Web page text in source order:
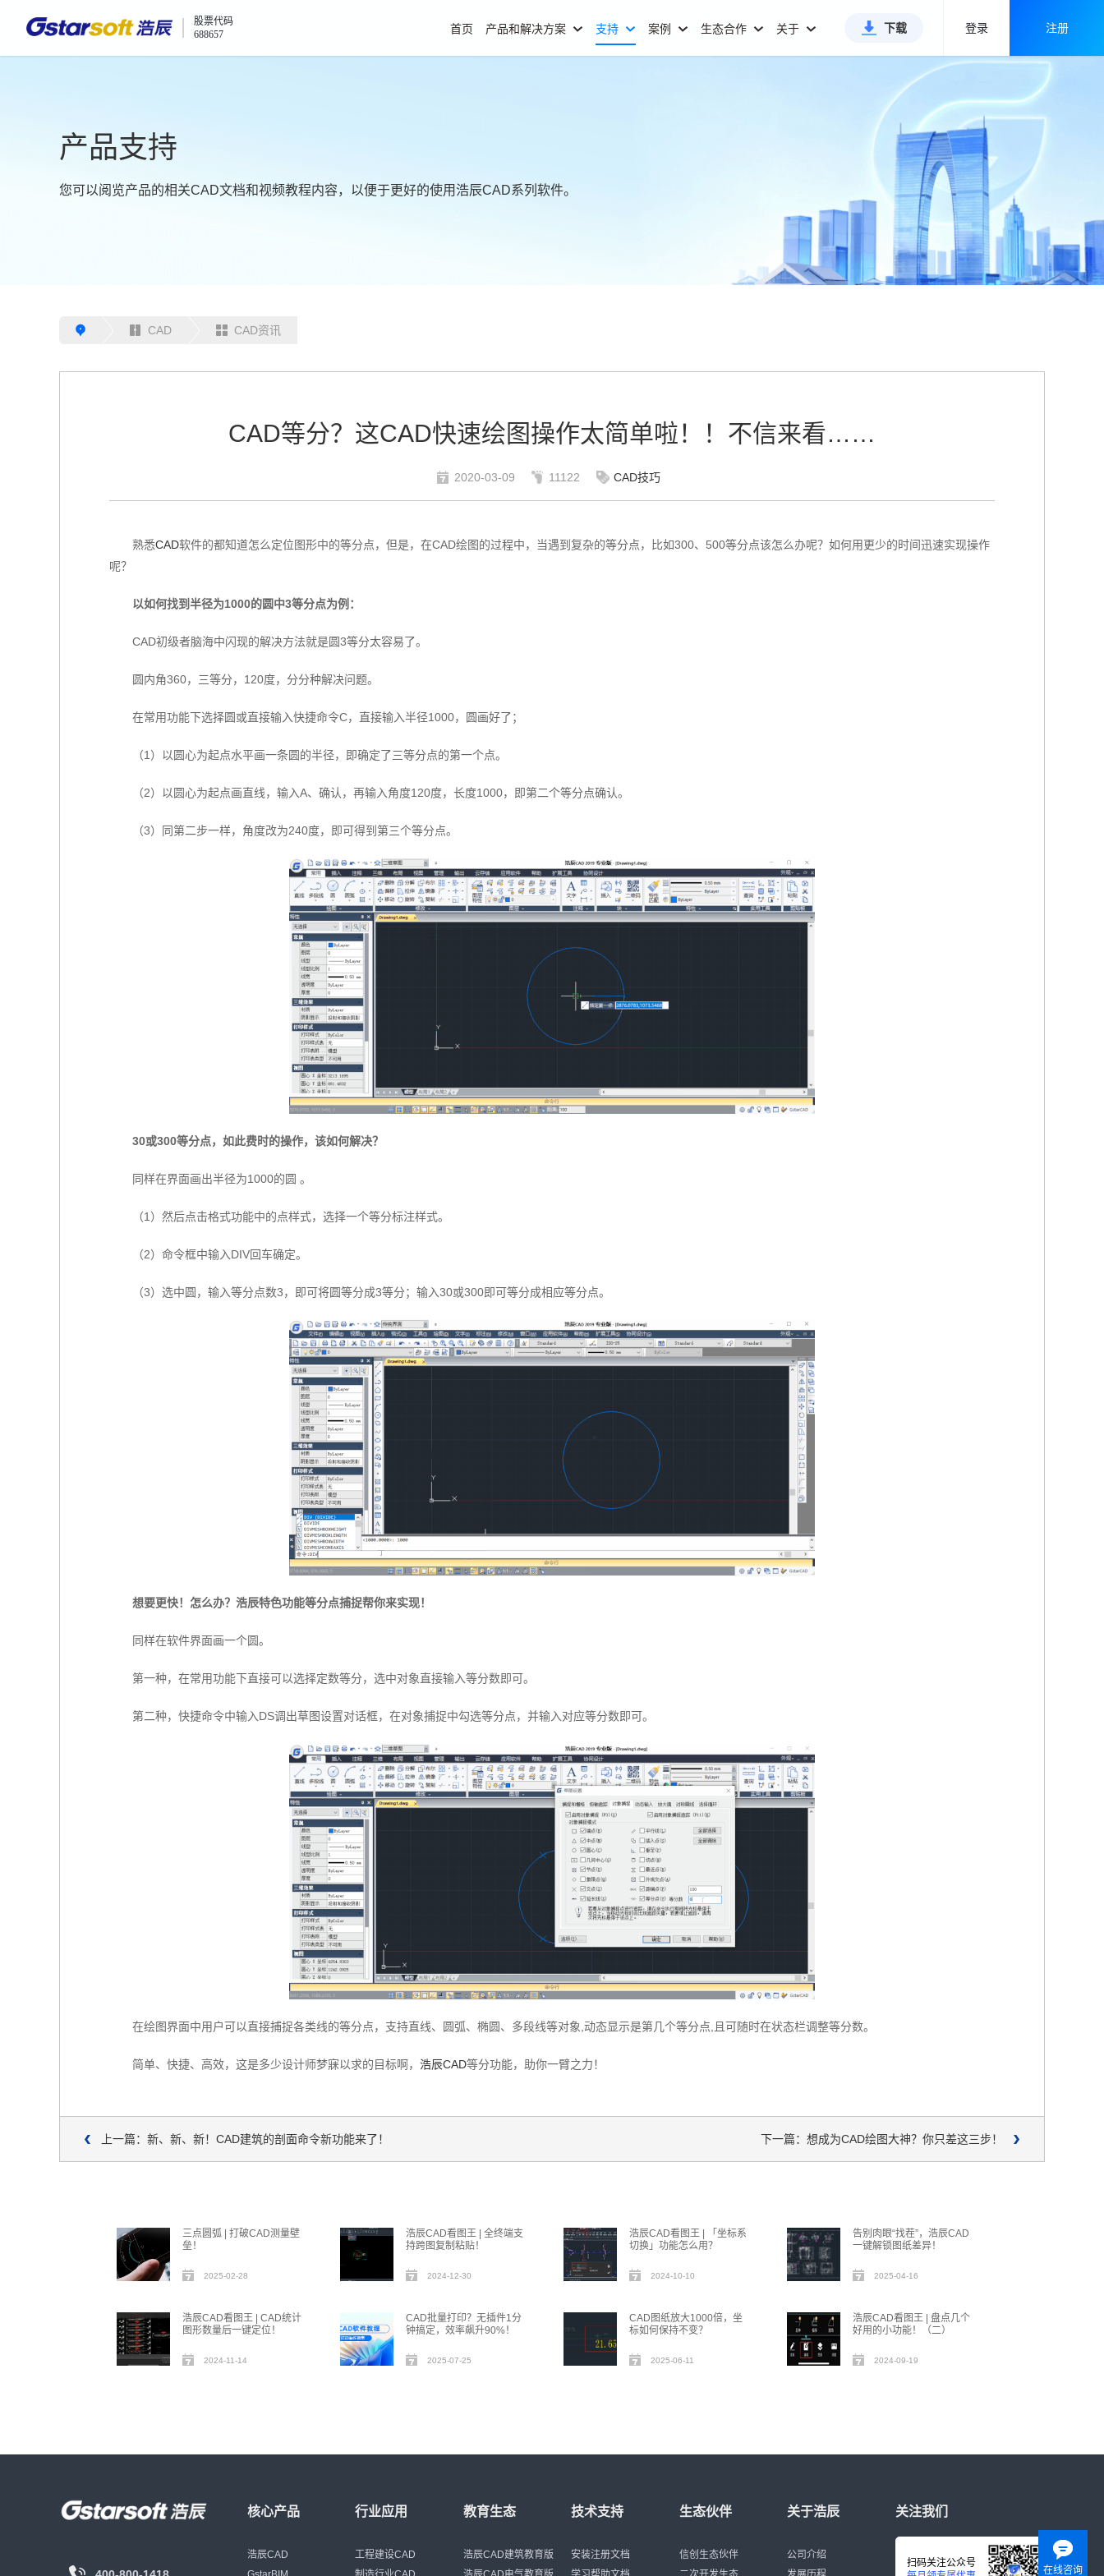
股票代码
688657
首页 产品和解决方案 支持 案例 生态合作 关于 下载 登录 注册
产品支持
您可以阅览产品的相关CAD文档和视频教程内容，以便于更好的使用浩辰CAD系列软件。
CAD CAD资讯
CAD等分？这CAD快速绘图操作太简单啦！！不信来看……
2020-03-09 11122 CAD技巧
熟悉CAD软件的都知道怎么定位图形中的等分点，但是，在CAD绘图的过程中，当遇到复杂的等分点，比如300、500等分点该怎么办呢？如何用更少的时间迅速实现操作
呢？
以如何找到半径为1000的圆中3等分点为例：
CAD初级者脑海中闪现的解决方法就是圆3等分太容易了。
圆内角360，三等分，120度，分分种解决问题。
在常用功能下选择圆或直接输入快捷命令C，直接输入半径1000，圆画好了；
（1）以圆心为起点水平画一条圆的半径，即确定了三等分点的第一个点。
（2）以圆心为起点画直线，输入A、确认，再输入角度120度，长度1000，即第二个等分点确认。
（3）同第二步一样，角度改为240度，即可得到第三个等分点。
30或300等分点，如此费时的操作，该如何解决？
同样在界面画出半径为1000的圆 。
（1）然后点击格式功能中的点样式，选择一个等分标注样式。
（2）命令框中输入DIV回车确定。
（3）选中圆，输入等分点数3，即可将圆等分成3等分；输入30或300即可等分成相应等分点。
想要更快！怎么办？浩辰特色功能等分点捕捉帮你来实现！
同样在软件界面画一个圆。
第一种，在常用功能下直接可以选择定数等分，选中对象直接输入等分数即可。
第二种，快捷命令中输入DS调出草图设置对话框，在对象捕捉中勾选等分点，并输入对应等分数即可。
在绘图界面中用户可以直接捕捉各类线的等分点，支持直线、圆弧、椭圆、多段线等对象,动态显示是第几个等分点,且可随时在状态栏调整等分数。
简单、快捷、高效，这是多少设计师梦寐以求的目标啊， 浩辰CAD等分功能，助你一臂之力！
上一篇：新、新、新！CAD建筑的剖面命令新功能来了！ 下一篇：想成为CAD绘图大神？你只差这三步！
三点圆弧 | 打破CAD测量壁
垒！
2025-02-28
浩辰CAD看图王 | 全终端支
持跨图复制粘贴！
2024-12-30
浩辰CAD看图王 | 「坐标系
切换」功能怎么用？
2024-10-10
告别肉眼“找茬”，浩辰CAD
一键解锁图纸差异！
2025-04-16
浩辰CAD看图王 | CAD统计
图形数量后一键定位！
2024-11-14
CAD批量打印？无插件1分
钟搞定，效率飙升90%！
2025-07-25
CAD图纸放大1000倍，坐
标如何保持不变？
2025-06-11
浩辰CAD看图王 | 盘点几个
好用的小功能！（二）
2024-09-19
核心产品
浩辰CAD
行业应用
工程建设CAD
教育生态
浩辰CAD建筑教育版
技术支持
安装注册文档
生态伙伴
信创生态伙伴
关于浩辰
公司介绍
关注我们
扫码关注公众号
在线咨询